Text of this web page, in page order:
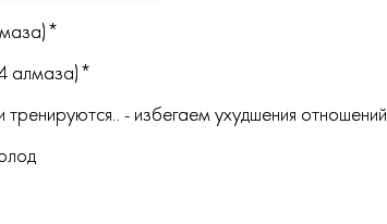
алмаза)*
- избегаем ухудшения отношений